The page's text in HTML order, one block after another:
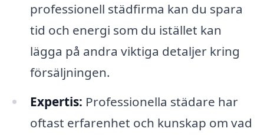
professionell städfirma kan du spara
tid och energi som du istället kan
lägga på andra viktiga detaljer kring
försäljningen.
Expertis: Professionella städare har
oftast erfarenhet och kunskap om vad